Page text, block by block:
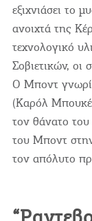
εξιχνιάσει το
ανοιχτά της
τεχνολογικό
Σοβιετικών, οι
Ο Μποντ
(Καρόλ Μπουκέ)
τον θάνατο
του Μποντ
τον απόλυτο